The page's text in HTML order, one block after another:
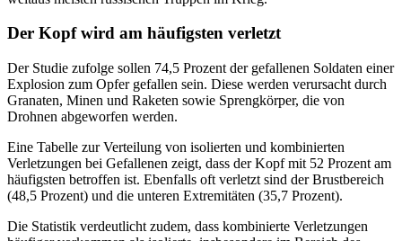
Der Kopf wird am häufigsten verletzt
Der Studie zufolge sollen 74,5 Prozent der gefallenen Soldaten einer
Explosion zum Opfer gefallen sein. Diese werden verursacht durch
Granaten, Minen und Raketen sowie Sprengkörper, die von
Drohnen abgeworfen werden.
Eine Tabelle zur Verteilung von isolierten und kombinierten
Verletzungen bei Gefallenen zeigt, dass der Kopf mit 52 Prozent am
häufigsten betroffen ist. Ebenfalls oft verletzt sind der Brustbereich
(48,5 Prozent) und die unteren Extremitäten (35,7 Prozent).
Die Statistik verdeutlicht zudem, dass kombinierte Verletzungen